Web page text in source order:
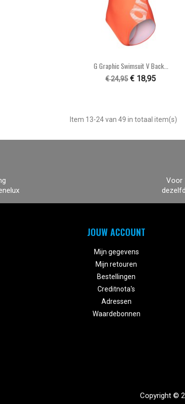
Snel bekijken
G Graphic Swimsuit V Back...
€ 24,95 € 18,95
Item 13-24 van 49 in totaal item(s)
Voor
JOUW ACCOUNT
Mijn gegevens
Mijn retouren
Bestellingen
Creditnota's
Adressen
Waardebonnen
Copyright ©